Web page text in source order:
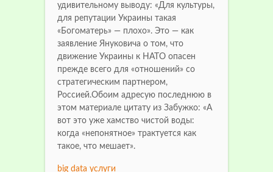
удивительному выводу: «Для культуры,
для репутации Украины такая
«Богоматерь» — плохо». Это — как
заявление Януковича о том, что
движение Украины к НАТО опасен
прежде всего для «отношений» со
стратегическим партнером,
Россией.Обоим адресую последнюю в
этом материале цитату из Забужко: «А
вот это уже хамство чистой воды:
когда «непонятное» трактуется как
такое, что мешает».
big data услуги